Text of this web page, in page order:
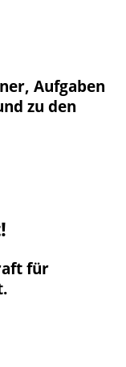
Aufgaben
zu den
für